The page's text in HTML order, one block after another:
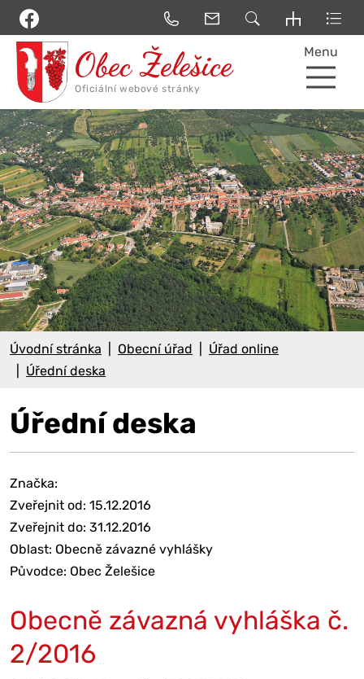
Menu
Úvodní stránka Obecní úřad
Úřad online
Úřední deska
Úřední deska
Značka:
Zveřejnit od: 15.12.2016
Zveřejnit do: 31.12.2016
Oblast: Obecně závazné vyhlášky
Původce: Obec Želešice
Obecně závazná vyhláška č.
2/2016